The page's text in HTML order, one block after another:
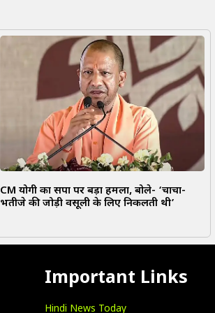
CM योगी का सपा पर बड़ा हमला, बोले- ‘चाचा-
भतीजे की जोड़ी वसूली के लिए निकलती थी’
Important Links
Hindi News Today